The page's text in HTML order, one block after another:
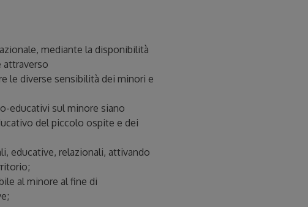
mediante la disponibilità
attraverso
le diverse sensibilità dei minori e
educativi sul minore siano
del piccolo ospite e dei
educative, relazionali, attivando
al minore al fine di